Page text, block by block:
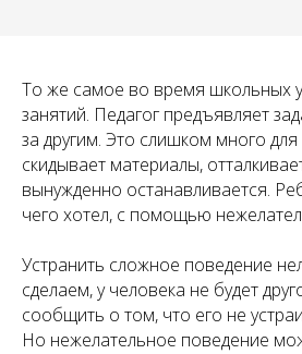
То же самое во время школьных
занятий. Педагог предъявляет
за другим. Это слишком много для
скидывает материалы,
вынужденно останавливается.
чего хотел, с помощью
Устранить сложное поведение
сделаем, у человека не будет
сообщить о том, что его не
Но нежелательное поведение